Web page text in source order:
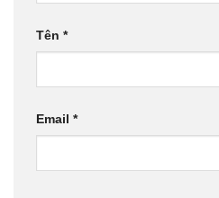
Tên *
Email *